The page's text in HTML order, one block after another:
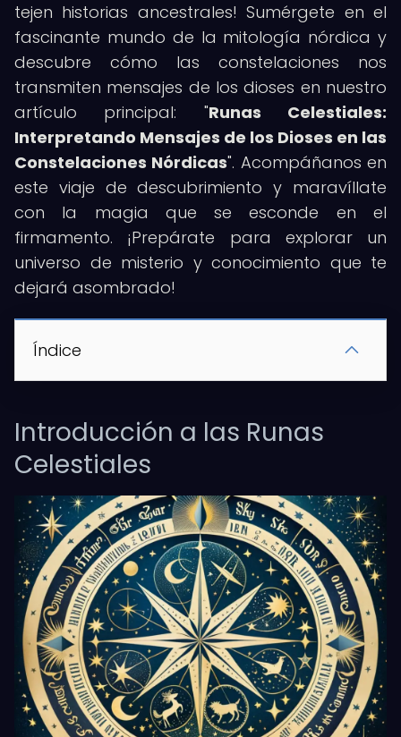
tejen historias ancestrales! Sumérgete en el
fascinante mundo de la mitología nórdica y
descubre cómo las constelaciones nos
transmiten mensajes de los dioses en nuestro
artículo principal: "Runas Celestiales:
Interpretando Mensajes de los Dioses en las
Constelaciones Nórdicas". Acompáñanos en
este viaje de descubrimiento y maravíllate
con la magia que se esconde en el
firmamento. ¡Prepárate para explorar un
universo de misterio y conocimiento que te
dejará asombrado!
Índice
Introducción a las Runas
Celestiales